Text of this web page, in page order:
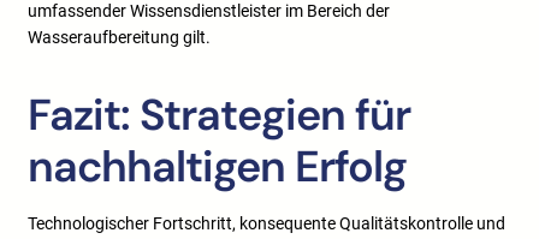
umfassender Wissensdienstleister im Bereich der
Wasseraufbereitung gilt.
Fazit: Strategien für
nachhaltigen Erfolg
Technologischer Fortschritt, konsequente Qualitätskontrolle und